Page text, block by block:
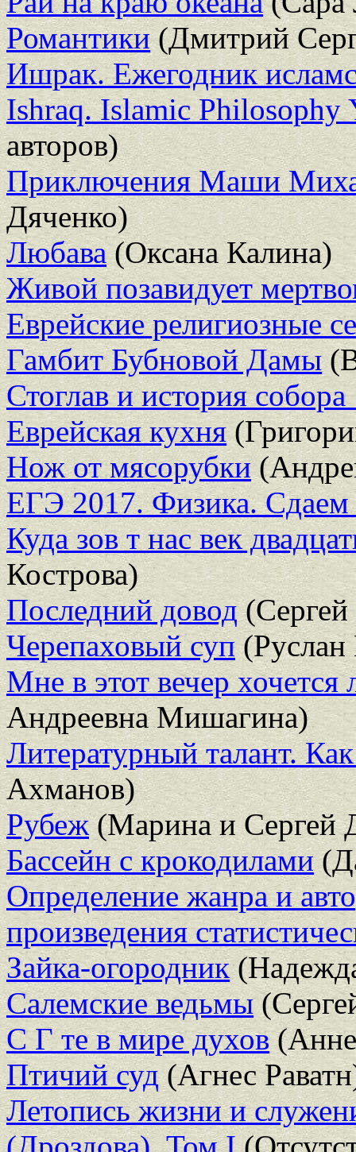
Романтики(Дмитрий
Ишрак. Ежегодник
Ishraq. Islamic Philosophy
авторов)
Приключения Маши
Дяченко)
Любава(Оксана Калина)
Живой позавидует
Еврейские религиозные
Гамбит Бубновой Дамы
Стоглав и история собора
Еврейская кухня
Нож от мясорубки
ЕГЭ 2017. Физика. Сдаем
Куда зов т нас век
Кострова)
Последний довод(Сергей
Черепаховый суп(Руслан
Мне в этот вечер
Андреевна Мишагина)
Литературный талант.
Ахманов)
Рубеж(Марина и Сергей
Бассейн с крокодилами
Определение жанра и
произведения
Зайка-огородник
Салемские ведьмы
C Г те в мире духов
Птичий суд(Агнес
Летопись жизни и